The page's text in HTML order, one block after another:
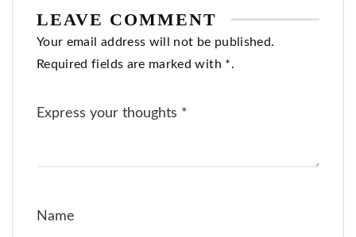
LEAVE COMMENT
Your email address will not be published.
Required fields are marked with *.